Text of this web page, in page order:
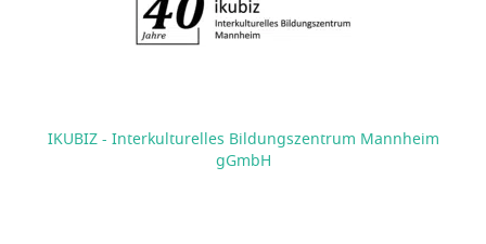
IKUBIZ - Interkulturelles Bildungszentrum Mannheim
gGmbH